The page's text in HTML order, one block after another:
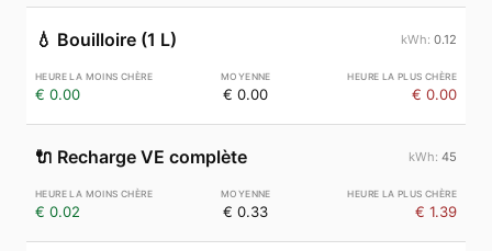
💧 Bouilloire (1 L) 0.12
€ 0.00 € 0.00 € 0.00
🔌 Recharge VE complète 45
€ 0.02 € 0.33 € 1.39